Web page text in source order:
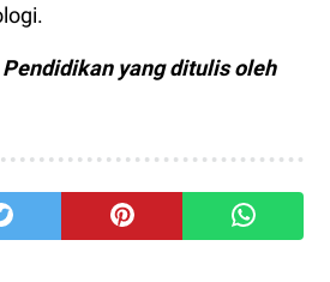
yang ditulis oleh